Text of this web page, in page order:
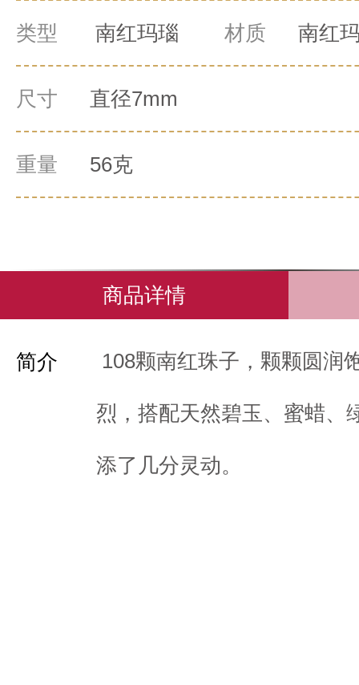
类型 南红玛瑙 材质 南红
尺寸 直径7mm
重量 56克
商品详情
简介 108颗南红珠子，颗颗圆润
烈，搭配天然碧玉、蜜蜡、
添了几分灵动。